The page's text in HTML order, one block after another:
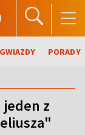
GWIAZDY PORADY
jeden z